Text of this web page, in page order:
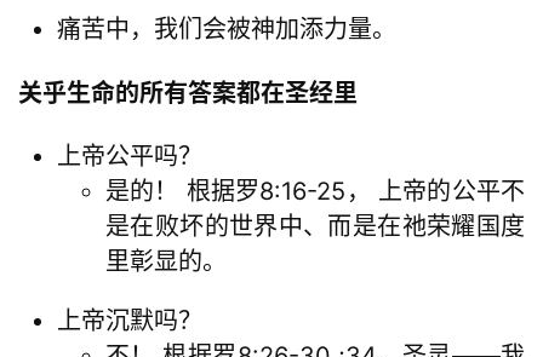
痛苦中，我们会被神加添力量。
关乎生命的所有答案都在圣经里
上帝公平吗？
是的！ 根据罗8:16-25， 上帝的公平不
是在败坏的世界中、而是在祂荣耀国度
里彰显的。
上帝沉默吗？